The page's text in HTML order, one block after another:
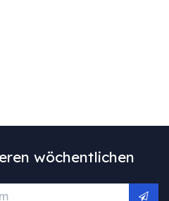
wöchentlichen